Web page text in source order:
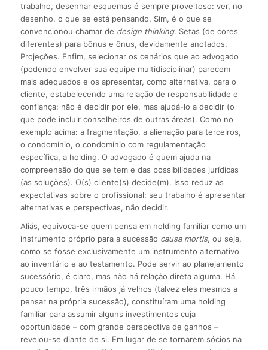
trabalho, desenhar esquemas é sempre proveitoso: ver, no
desenho, o que se está pensando. Sim, é o que se
convencionou chamar de design thinking. Setas (de cores
diferentes) para bônus e ônus, devidamente anotados.
Projeções. Enfim, selecionar os cenários que ao advogado
(podendo envolver sua equipe multidisciplinar) parecem
mais adequados e os apresentar, como alternativa, para o
cliente, estabelecendo uma relação de responsabilidade e
confiança: não é decidir por ele, mas ajudá-lo a decidir (o
que pode incluir conselheiros de outras áreas). Como no
exemplo acima: a fragmentação, a alienação para terceiros,
o condomínio, o condomínio com regulamentação
específica, a holding. O advogado é quem ajuda na
compreensão do que se tem e das possibilidades jurídicas
(as soluções). O(s) cliente(s) decide(m). Isso reduz as
expectativas sobre o profissional: seu trabalho é apresentar
alternativas e perspectivas, não decidir.
Aliás, equivoca-se quem pensa em holding familiar como um
instrumento próprio para a sucessão causa mortis, ou seja,
como se fosse exclusivamente um instrumento alternativo
ao inventário e ao testamento. Pode servir ao planejamento
sucessório, é claro, mas não há relação direta alguma. Há
pouco tempo, três irmãos já velhos (talvez eles mesmos a
pensar na própria sucessão), constituíram uma holding
familiar para assumir alguns investimentos cuja
oportunidade – com grande perspectiva de ganhos –
revelou-se diante de si. Em lugar de se tornarem sócios na